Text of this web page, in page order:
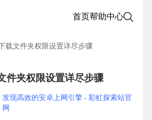
首页帮助中心
载文件夹权限设置详尽步骤
件夹权限设置详尽步骤
发现高效的安卓上网引擎 - 彩虹探索站官
网